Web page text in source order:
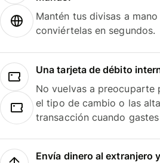
Mantén tus divisas a
conviértelas en segundos.
Una tarjeta de débito
No vuelvas a preocuparte
el tipo de cambio o las
transacción cuando
Envía dinero al extranjero